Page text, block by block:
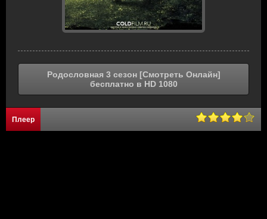
Родословная 3 сезон [Смотреть Онлайн]
бесплатно в HD 1080
Плеер